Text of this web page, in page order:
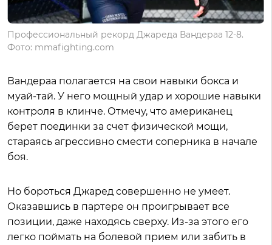
Профессиональный рекорд Джареда Вандераа 12-8.
Фото: mmafighting.com
Вандераа полагается на свои навыки бокса и
муай-тай. У него мощный удар и хорошие навыки
контроля в клинче. Отмечу, что американец
берет поединки за счет физической мощи,
стараясь агрессивно смести соперника в начале
боя.
Но бороться Джаред совершенно не умеет.
Оказавшись в партере он проигрывает все
позиции, даже находясь сверху. Из-за этого его
легко поймать на болевой прием или забить в